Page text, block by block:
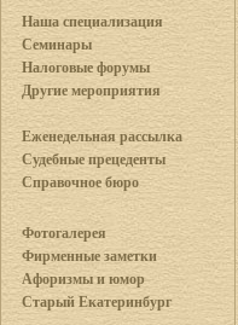
Наша специализация
Семинары
Налоговые форумы
Другие мероприятия
Еженедельная рассылка
Судебные прецеденты
Справочное бюро
Фотогалерея
Фирменные заметки
Афоризмы и юмор
Старый Екатеринбург